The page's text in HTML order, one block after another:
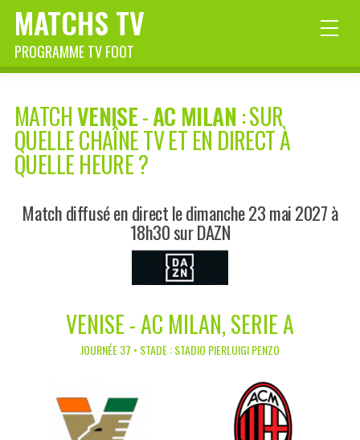
MATCHS TV
PROGRAMME TV FOOT
MATCHVENISE-AC MILAN: SUR
QUELLE CHAÎNE TV ET EN DIRECT À
QUELLE HEURE ?
Match diffusé en direct le dimanche 23 mai 2027 à
18h30 sur DAZN
VENISE - AC MILAN, SERIE A
JOURNÉE 37 • STADE : STADIO PIERLUIGI PENZO